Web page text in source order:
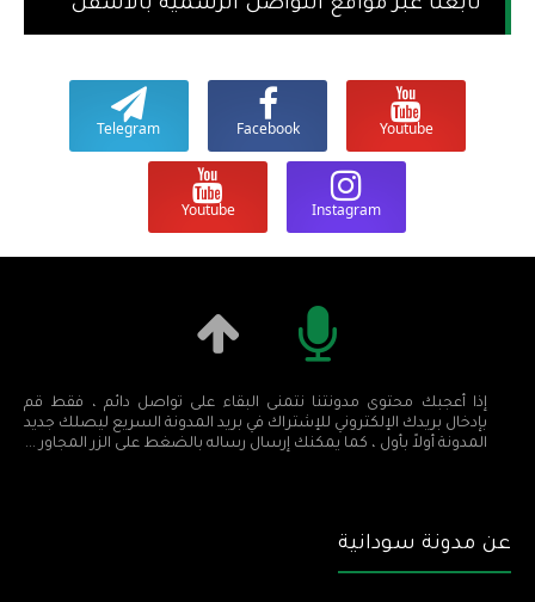
تابعنا عبر مواقع التواصل الرسمية بالاسفل
Youtube
Facebook
Telegram
Instagram
Youtube
إذا أعجبك محتوى مدونتنا نتمنى البقاء على تواصل دائم ، فقط قم
بإدخال بريدك الإلكتروني للإشتراك في بريد المدونة السريع ليصلك جديد
المدونة أولاً بأول ، كما يمكنك إرسال رساله بالضغط على الزر المجاور ...
عن مدونة سودانية